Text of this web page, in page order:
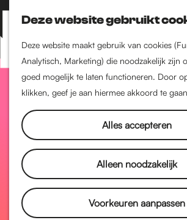
Deze website gebruikt
Deze website maakt gebruik van cookies
Analytisch, Marketing) die noodzakelijk zijn
goed mogelijk te laten functioneren. Door
klikken, geef je aan hiermee akkoord te
Alles accepteren
Alleen noodzakelijk
Voorkeuren aanpassen
Z
o
e
k
e
K
a
a
r
t
M
e
n
Nijmegen-
Dukenburg
Lindenholt
Historie
De oudste
Nederland
Historische
Romeinse
Vrede van
Penning